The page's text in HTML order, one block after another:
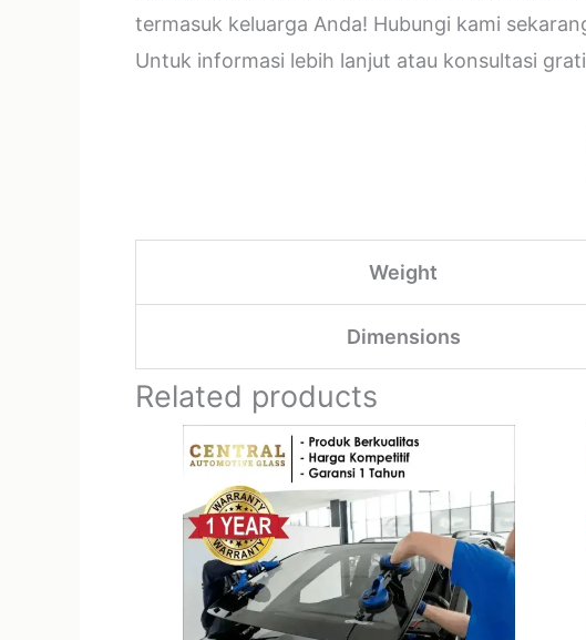
termasuk keluarga Anda! Hubungi kami
Untuk informasi lebih lanjut atau konsultasi
Weight
Dimensions
Related products